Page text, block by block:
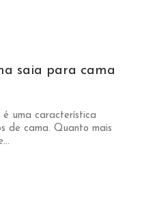
saia para cama
uma característica
de cama. Quanto mais